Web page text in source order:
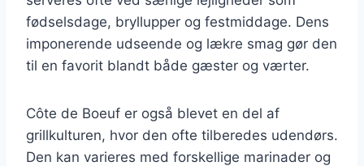
fødselsdage, bryllupper og festmiddage. Dens
imponerende udseende og lækre smag gør den
til en favorit blandt både gæster og værter.
Côte de Boeuf er også blevet en del af
grillkulturen, hvor den ofte tilberedes udendørs.
Den kan varieres med forskellige marinader og